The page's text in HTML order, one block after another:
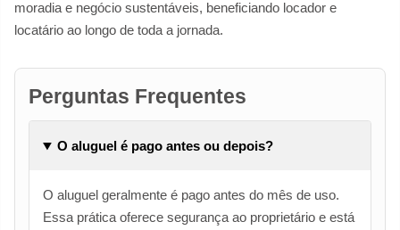
moradia e negócio sustentáveis, beneficiando locador e
locatário ao longo de toda a jornada.
Perguntas Frequentes
O aluguel é pago antes ou depois?
O aluguel geralmente é pago antes do mês de uso.
Essa prática oferece segurança ao proprietário e está